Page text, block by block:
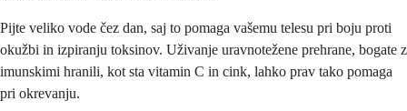
Pijte veliko vode čez dan, saj to pomaga vašemu telesu pri boju proti
okužbi in izpiranju toksinov. Uživanje uravnotežene prehrane, bogate z
imunskimi hranili, kot sta vitamin C in cink, lahko prav tako pomaga
pri okrevanju.